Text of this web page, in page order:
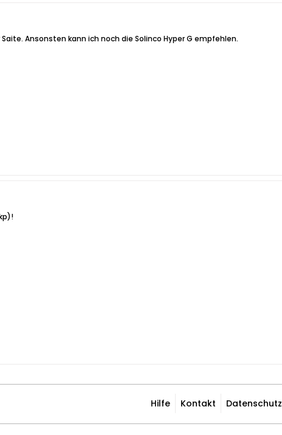
Ansonsten kann ich noch die Solinco Hyper G empfehlen.
Hilfe Kontakt Datenschutz